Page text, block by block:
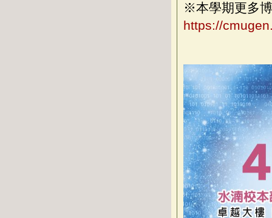
※本學期更多
https://